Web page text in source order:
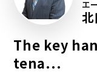
エ
The key
tena...